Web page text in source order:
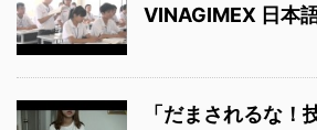
VINAGIMEX 日本
「だまされるな！